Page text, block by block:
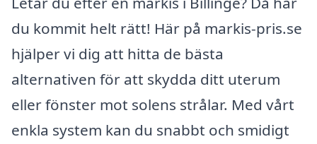
du kommit helt rätt! Här på markis-pris.se
hjälper vi dig att hitta de bästa
alternativen för att skydda ditt uterum
eller fönster mot solens strålar. Med vårt
enkla system kan du snabbt och smidigt